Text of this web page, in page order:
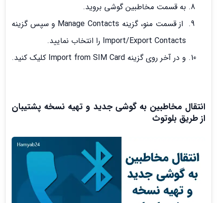
به قسمت مخاطبین گوشی بروید.
از قسمت منو، گزینه Manage Contacts و سپس گزینه
Import/Export Contacts را انتخاب نمایید.
و در آخر روی گزینه Import from SIM Card کلیک کنید.
انتقال مخاطبین به گوشی جدید و تهیه نسخه پشتیبان
از طریق بلوتوث